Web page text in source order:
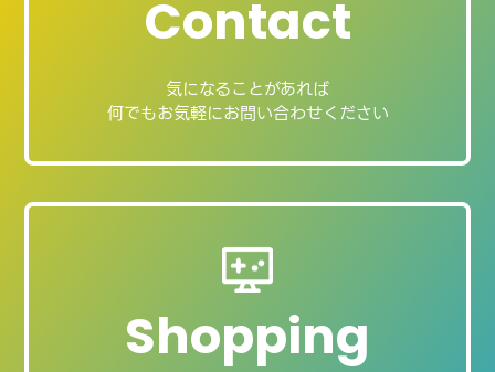
Contact
気になることがあれば
何でもお気軽にお問い合わせください
Shopping